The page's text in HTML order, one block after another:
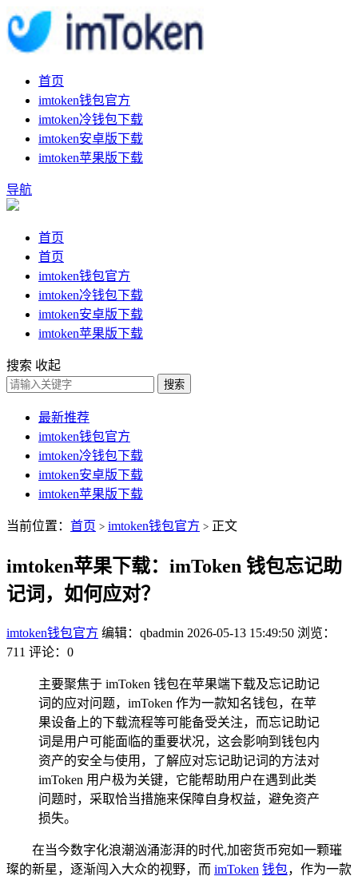
首页
imtoken钱包官方
imtoken冷钱包下载
imtoken安卓版下载
imtoken苹果版下载
导航
首页
首页
imtoken钱包官方
imtoken冷钱包下载
imtoken安卓版下载
imtoken苹果版下载
搜索 收起
搜索
最新推荐
imtoken钱包官方
imtoken冷钱包下载
imtoken安卓版下载
imtoken苹果版下载
当前位置： 首页 > imtoken钱包官方 > 正文
imtoken苹果下载：imToken 钱包忘记助
记词，如何应对？
imtoken钱包官方 编辑：qbadmin 2026-05-13 15:49:50 浏览：
711 评论：0
主要聚焦于 imToken 钱包在苹果端下载及忘记助记
词的应对问题，imToken 作为一款知名钱包，在苹
果设备上的下载流程等可能备受关注，而忘记助记
词是用户可能面临的重要状况，这会影响到钱包内
资产的安全与使用，了解应对忘记助记词的方法对
imToken 用户极为关键，它能帮助用户在遇到此类
问题时，采取恰当措施来保障自身权益，避免资产
损失。
在当今数字化浪潮汹涌澎湃的时代,加密货币宛如一颗璀
璨的新星，逐渐闯入大众的视野，而 imToken 钱包，作为一款